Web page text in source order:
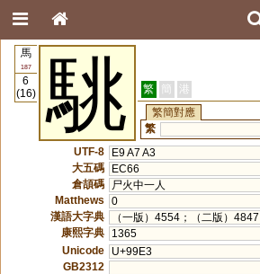
馬
187
6
(16)
駣 繁 簡 港
繁簡對應
繁
UTF-8
E9 A7 A3
大五碼
EC66
倉頡碼
尸火中一人
Matthews
0
漢語大字典
（一版）4554；（二版）4847
康熙字典
1365
Unicode
U+99E3
GB2312